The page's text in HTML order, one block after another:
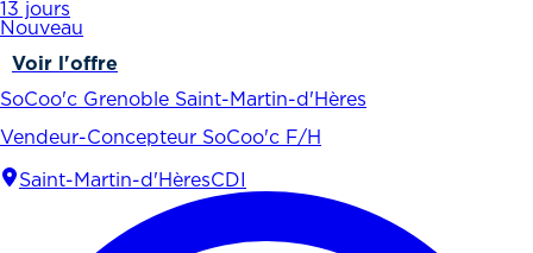
13 jours
Nouveau
Voir l'offre
SoCoo'c Grenoble Saint-Martin-d'Hères
Vendeur-Concepteur SoCoo'c F/H
Saint-Martin-d'HèresCDI